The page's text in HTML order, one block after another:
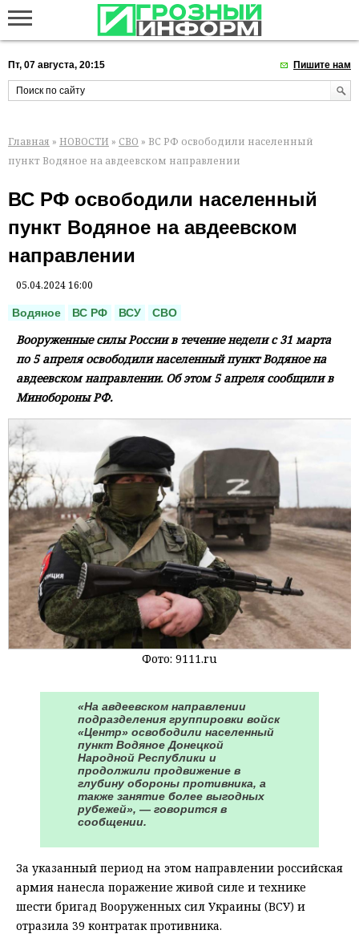
Пт, 07 августа, 20:15 Пишите нам
Главная » НОВОСТИ » СВО » ВС РФ освободили населенный
пункт Водяное на авдеевском направлении
ВС РФ освободили населенный
пункт Водяное на авдеевском
направлении
05.04.2024 16:00
Водяное ВС РФ ВСУ СВО
Вооруженные силы России в течение недели с 31 марта
по 5 апреля освободили населенный пункт Водяное на
авдеевском направлении. Об этом 5 апреля сообщили в
Минобороны РФ.
Фото: 9111.ru
«На авдеевском направлении
подразделения группировки войск
«Центр» освободили населенный
пункт Водяное Донецкой
Народной Республики и
продолжили продвижение в
глубину обороны противника, а
также занятие более выгодных
рубежей», — говорится в
сообщении.
За указанный период на этом направлении российская
армия нанесла поражение живой силе и технике
шести бригад Вооруженных сил Украины (ВСУ) и
отразила 39 контратак противника.